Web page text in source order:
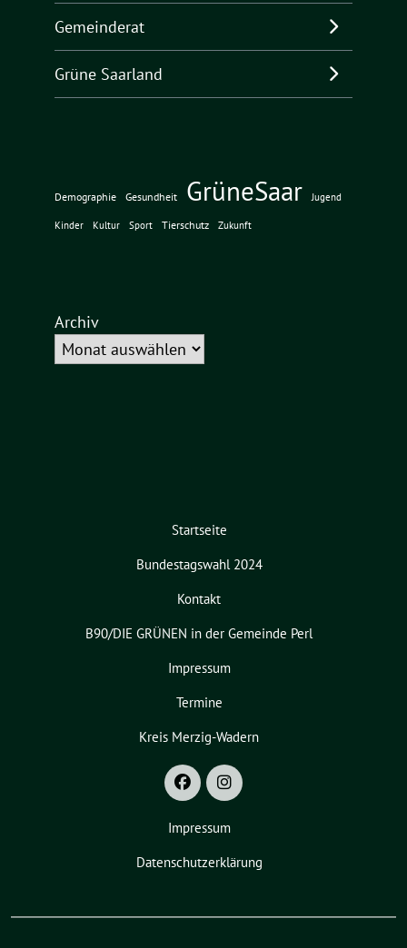
Gemeinderat
Grüne Saarland
Demographie Gesundheit GrüneSaar Jugend
Kinder Kultur Sport Tierschutz Zukunft
Archiv
Startseite
Bundestagswahl 2024
Kontakt
B90/DIE GRÜNEN in der Gemeinde Perl
Impressum
Termine
Kreis Merzig-Wadern
Impressum
Datenschutzerklärung